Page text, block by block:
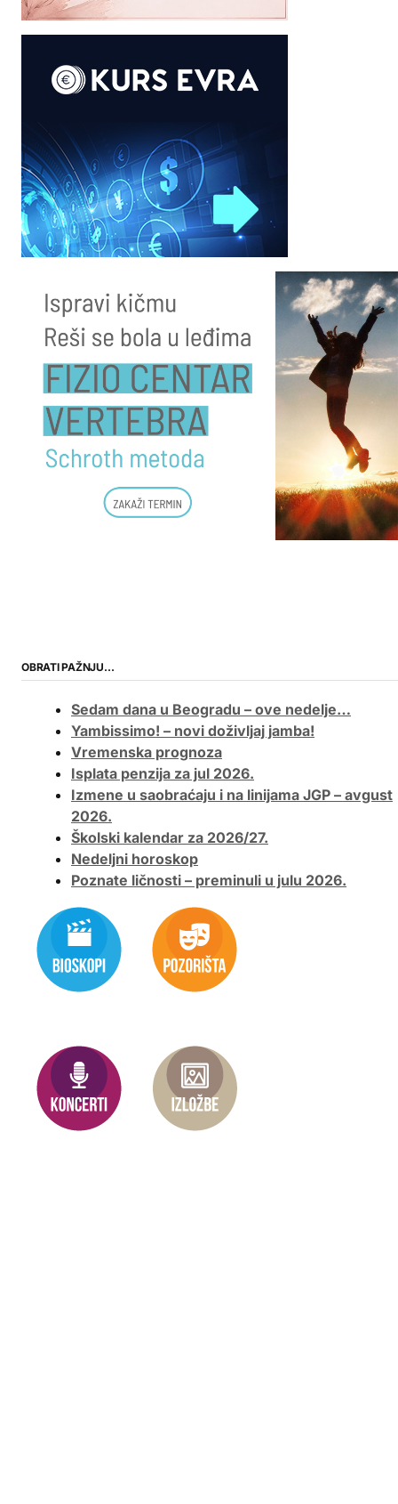
OBRATI PAŽNJU…
Sedam dana u Beogradu – ove nedelje…
Yambissimo! – novi doživljaj jamba!
Vremenska prognoza
Isplata penzija za jul 2026.
Izmene u saobraćaju i na linijama JGP – avgust
2026.
Školski kalendar za 2026/27.
Nedeljni horoskop
Poznate ličnosti – preminuli u julu 2026.